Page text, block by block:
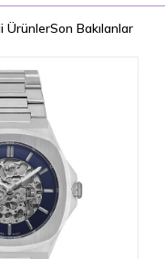
ÜrünlerSon Bakılanlar